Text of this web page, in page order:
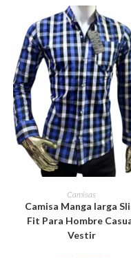
página
de
producto
SELECCIONAR
Este
producto
tiene
múltiples
variantes.
opciones
Camisas
Camisa Manga larga
Fit Para Hombre
Vestir